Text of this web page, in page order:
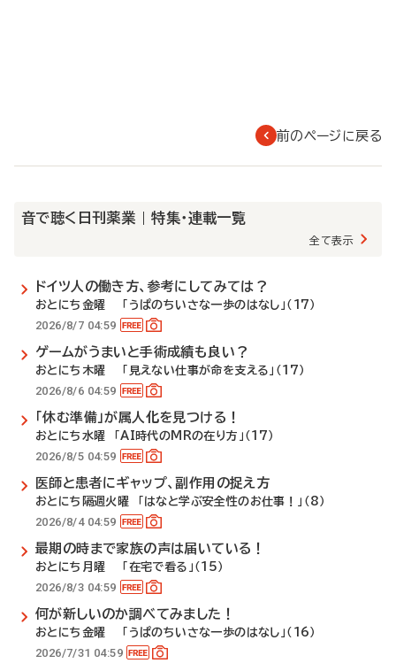
前のページに戻る
音で聴く日刊薬業 | 特集・連載一覧
全て表示
ドイツ人の働き方、参考にしてみては？
おとにち金曜 「うぱのちいさな一歩のはなし」（17）
2026/8/7 04:59
ゲームがうまいと手術成績も良い？
おとにち木曜 「見えない仕事が命を支える」（17）
2026/8/6 04:59
「休む準備」が属人化を見つける！
おとにち水曜 「AI時代のMRの在り方」（17）
2026/8/5 04:59
医師と患者にギャップ、副作用の捉え方
おとにち隔週火曜 「はなと学ぶ安全性のお仕事！」（8）
2026/8/4 04:59
最期の時まで家族の声は届いている！
おとにち月曜 「在宅で看る」（15）
2026/8/3 04:59
何が新しいのか調べてみました！
おとにち金曜 「うぱのちいさな一歩のはなし」（16）
2026/7/31 04:59